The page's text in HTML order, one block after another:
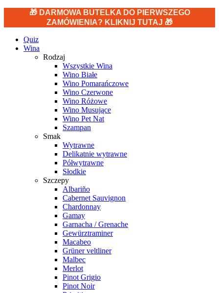
🎁 DARMOWA BUTELKA DO PIERWSZEGO
ZAMÓWIENIA? KLIKNIJ TUTAJ 🎁
Quiz
Wina
Rodzaj
Wszystkie Wina
Wino Białe
Wino Pomarańczowe
Wino Czerwone
Wino Różowe
Wino Musujące
Wino Pet Nat
Szampan
Smak
Wytrawne
Delikatnie wytrawne
Półwytrawne
Słodkie
Szczepy
Albariño
Cabernet Sauvignon
Chardonnay
Gamay
Garnacha / Grenache
Gewürztraminer
Macabeo
Grüner veltliner
Malbec
Merlot
Pinot Grigio
Pinot Noir